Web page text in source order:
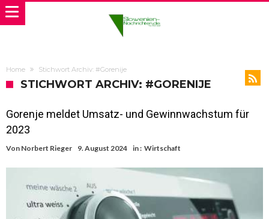
Home Stichwort Archiv: #Gorenije
STICHWORT ARCHIV: #GORENIJE
Gorenje meldet Umsatz- und Gewinnwachstum für
2023
Von Norbert Rieger 9. August 2024 in : Wirtschaft